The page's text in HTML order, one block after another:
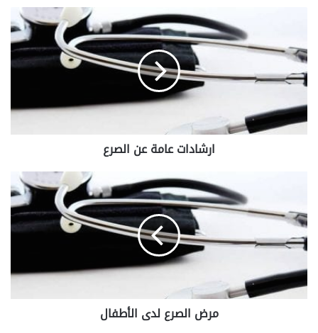
ش
ا
د
ا
ت
ع
ا
ا
ل
ص
ر
ع
ارشادات عامة عن الصرع
ض
ا
ل
ص
ر
ع
ل
مرض الصرع لدى الأطفال